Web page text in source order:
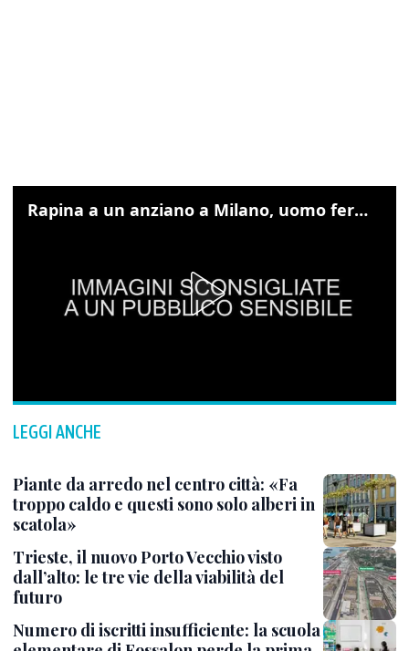
Rapina a un anziano a Milano, uomo fermato grazie alle foto sul cellulare
LEGGI ANCHE
Piante da arredo nel centro città: «Fa
troppo caldo e questi sono solo alberi in
scatola»
Trieste, il nuovo Porto Vecchio visto
dall’alto: le tre vie della viabilità del
futuro
Numero di iscritti insufficiente: la scuola